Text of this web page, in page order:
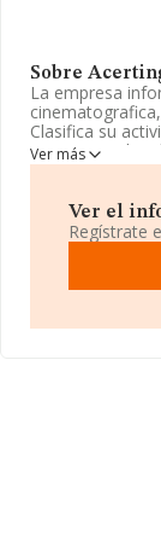
Sobre
La empresa
Clasifica su
programas de
Ramon Llull
En base a la
ámbito
euros entre
Ver más
Ver el
Regístrate